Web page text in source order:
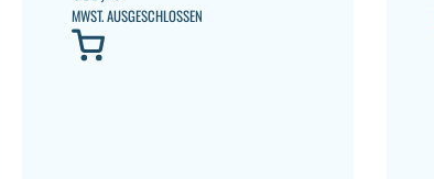
MWST. AUSGESCHLOSSEN